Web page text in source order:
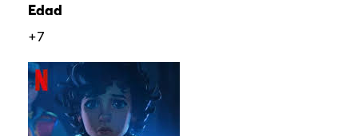
Edad
+7